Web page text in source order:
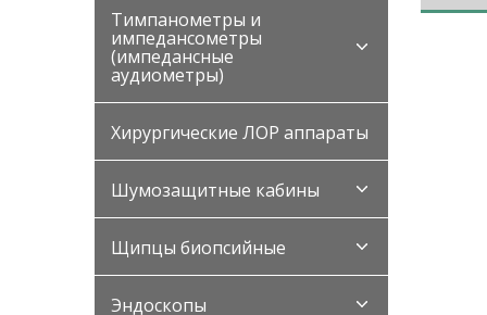
Тимпанометры и
импедансометры
(импедансные
аудиометры)
Хирургические ЛОР аппараты
Шумозащитные кабины
Щипцы биопсийные
Эндоскопы